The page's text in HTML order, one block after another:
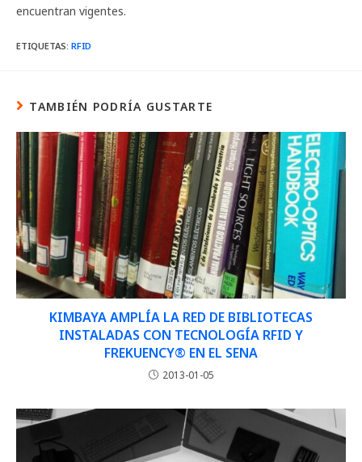
encuentran vigentes.
ETIQUETAS: RFID
TAMBIÉN PODRÍA GUSTARTE
KIMBAYA AMPLÍA LA RED DE BIBLIOTECAS
INSTALADAS CON TECNOLOGÍA RFID Y
FREKUENCY® EN EL SENA
2013-01-05